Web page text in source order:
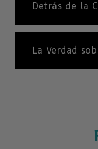
Detrás de la
La Verdad